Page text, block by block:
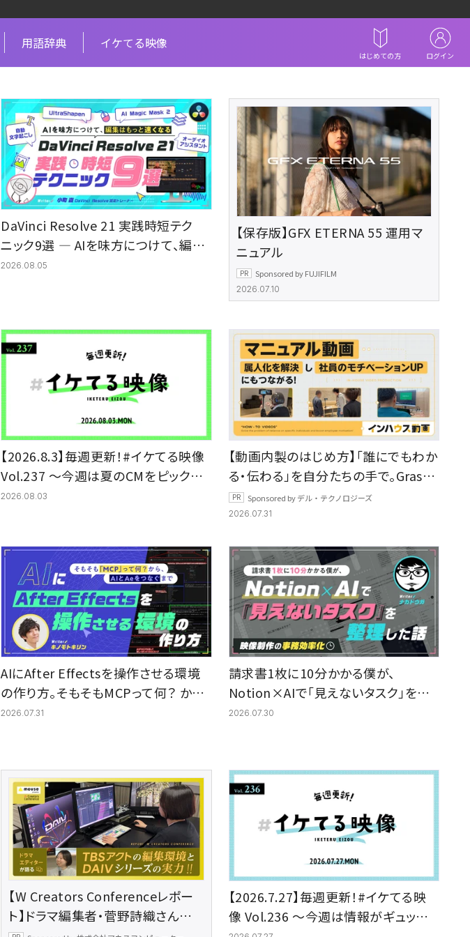
用語辞典 イケてる映像
はじめての方 ログイン
DaVinci Resolve 21 実践時短テク
ニック9選 ― AIを味方につけて、編集
はもっと速くなる
2026.08.05
【保存版】GFX ETERNA 55 運用マ
ニュアル
Sponsored by FUJIFILM
2026.07.10
【2026.8.3】毎週更新！#イケてる映像
Vol.237 〜今週は夏のCMをピック
アップ
2026.08.03
【動画内製のはじめ方】「誰にでもわか
る・伝わる」を自分たちの手で。Grasol
動画内製チームが実践した、動画マ
ニュアル作りとその成果とは？
Sponsored by デル・テクノロジーズ
2026.07.31
AIにAfter Effectsを操作させる環境
の作り方。そもそもMCPって何？ から、
AIとAeをつなぐまで
2026.07.31
請求書1枚に10分かかる僕が、
Notion×AIで「見えないタスク」を整
理した話【映像制作の事務効率化】
2026.07.30
【W Creators Conferenceレポー
ト】ドラマ編集者・菅野詩織さんが
【2026.7.27】毎週更新！#イケてる映
像 Vol.236 〜今週は情報がギュッと